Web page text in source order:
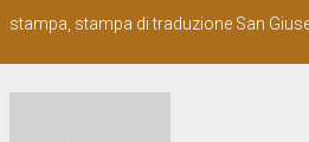
stampa, stampa di traduzione San